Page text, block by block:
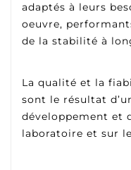
adaptés à leurs
oeuvre,
de la stabilité à
La qualité et la
sont le résultat
développement et
laboratoire et sur